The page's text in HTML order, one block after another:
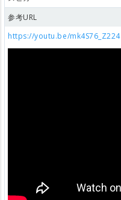
参考URL
https://youtu.be/mk4S76_Z224